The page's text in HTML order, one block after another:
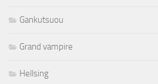
Gankutsuou
Grand vampire
Hellsing